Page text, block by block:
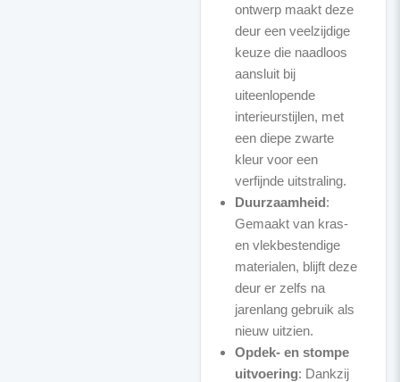
ontwerp maakt deze
deur een veelzijdige
keuze die naadloos
aansluit bij
uiteenlopende
interieurstijlen, met
een diepe zwarte
kleur voor een
verfijnde uitstraling.
Duurzaamheid:
Gemaakt van kras-
en vlekbestendige
materialen, blijft deze
deur er zelfs na
jarenlang gebruik als
nieuw uitzien.
Opdek- en stompe
uitvoering: Dankzij